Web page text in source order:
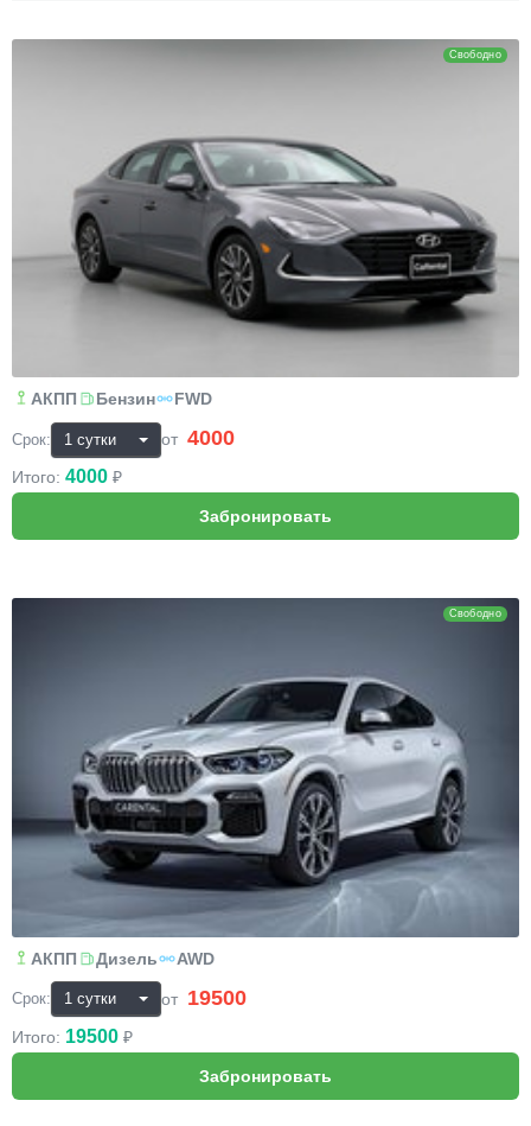
Свободно
АКПП Бензин FWD
Срок: от 4000
Итого: 4000 ₽
Свободно
АКПП Дизель AWD
Срок: от 19500
Итого: 19500 ₽